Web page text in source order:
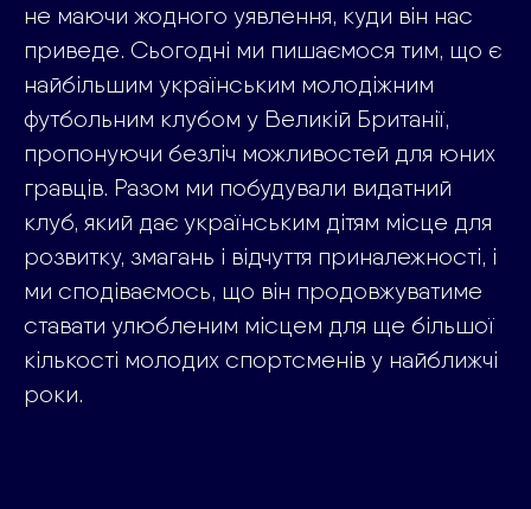
не маючи жодного уявлення, куди він нас
приведе. Сьогодні ми пишаємося тим, що є
найбільшим українським молодіжним
футбольним клубом у Великій Британії,
пропонуючи безліч можливостей для юних
гравців. Разом ми побудували видатний
клуб, який дає українським дітям місце для
розвитку, змагань і відчуття приналежності, і
ми сподіваємось, що він продовжуватиме
ставати улюбленим місцем для ще більшої
кількості молодих спортсменів у найближчі
роки.